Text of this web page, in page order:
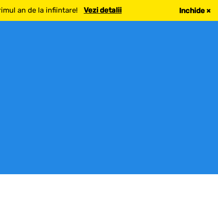
an de la infiintare! Vezi detalii Inchide ×